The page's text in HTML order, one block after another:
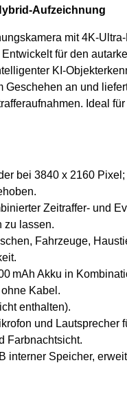
Aufzeichnung
mit 4K-
für den
KI-
an und
Ideal
bei 3840 x 2160
Zeitraffer- und
zu lassen.
Fahrzeuge,
mAh Akku in
Kabel.
enthalten).
und Lautsprecher
Farbnachtsicht.
interner Speicher,